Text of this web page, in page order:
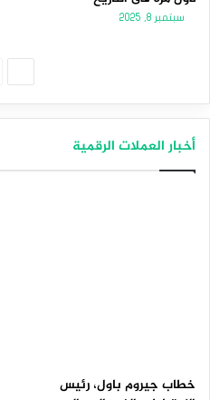
سبتمبر 8, 2025
أخبار العملات الرقمية
خطاب جيروم باول، رئيس